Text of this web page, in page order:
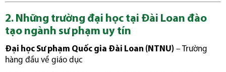
2. Những trường đại học tại Đài Loan đào
tạo ngành sư phạm uy tín
Đại học Sư phạm Quốc gia Đài Loan (NTNU) – Trường
hàng đầu về giáo dục